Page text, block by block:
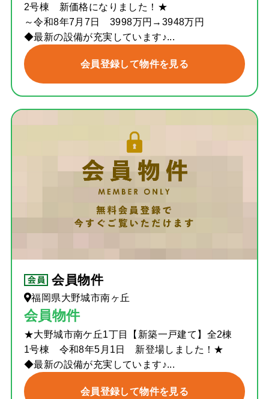
2号棟 新価格になりました！★
～令和8年7月7日 3998万円→3948万円
◆最新の設備が充実しています♪...
会員登録して物件を見る
会員物件
福岡県大野城市南ヶ丘
会員物件
★大野城市南ケ丘1丁目【新築一戸建て】全2棟
1号棟 令和8年5月1日 新登場しました！★
◆最新の設備が充実しています♪...
会員登録して物件を見る